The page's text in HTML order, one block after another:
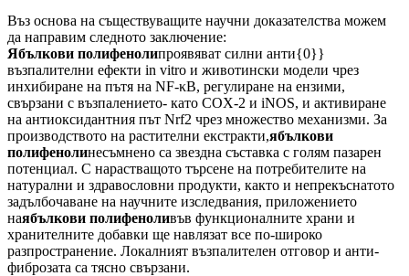
Въз основа на съществуващите научни доказателства можем
да направим следното заключение:
Ябълкови полифенолипроявяват силни анти{0}}
възпалителни ефекти in vitro и животински модели чрез
инхибиране на пътя на NF-κB, регулиране на ензими,
свързани с възпалението- като COX-2 и iNOS, и активиране
на антиоксидантния път Nrf2 чрез множество механизми. За
производството на растителни екстракти,ябълкови
полифенолинесъмнено са звездна съставка с голям пазарен
потенциал. С нарастващото търсене на потребителите на
натурални и здравословни продукти, както и непрекъснатото
задълбочаване на научните изследвания, приложението
наябълкови полифеноливъв функционалните храни и
хранителните добавки ще навлязат все по-широко
разпространение. Локалният възпалителен отговор и анти-
фиброзата са тясно свързани.